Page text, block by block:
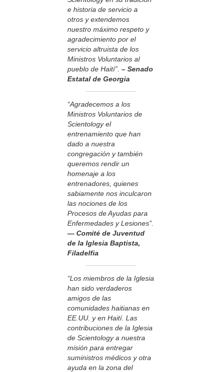
e historia de servicio a
otros y extendemos
nuestro máximo respeto y
agradecimiento por el
servicio altruista de los
Ministros Voluntarios al
pueblo de Haití”. – Senado
Estatal de Georgia
“Agradecemos a los
Ministros Voluntarios de
Scientology el
entrenamiento que han
dado a nuestra
congregación y también
queremos rendir un
homenaje a los
entrenadores, quienes
sabiamente nos inculcaron
las nociones de los
Procesos de Ayudas para
Enfermedades y Lesiones”.
— Comité de Juventud
de la Iglesia Baptista,
Filadelfia
“Los miembros de la Iglesia
han sido verdaderos
amigos de las
comunidades haitianas en
EE.UU. y en Haití. Las
contribuciones de la Iglesia
de Scientology a nuestra
misión para entregar
suministros médicos y otra
ayuda en la zona del